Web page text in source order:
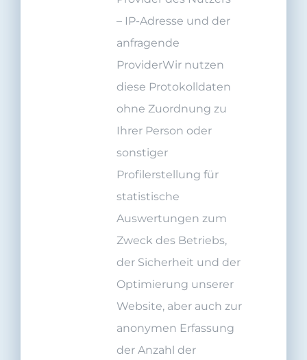
– IP-Adresse und der
anfragende
ProviderWir nutzen
diese Protokolldaten
ohne Zuordnung zu
Ihrer Person oder
sonstiger
Profilerstellung für
statistische
Auswertungen zum
Zweck des Betriebs,
der Sicherheit und der
Optimierung unserer
Website, aber auch zur
anonymen Erfassung
der Anzahl der